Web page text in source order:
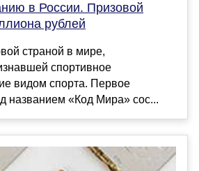
в России. Призовой
рублей
страной в мире,
спортивное
видом спорта. Первое
названием «Код Мира» сос...